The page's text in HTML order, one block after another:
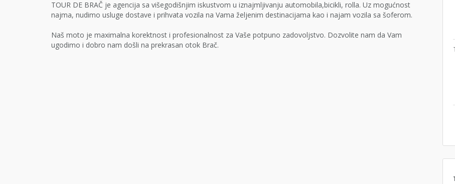
TOUR DE BRAČ je agencija sa višegodišnjim iskustvom u iznajmljivanju automobila,bicikli, rolla. Uz mogućnost
najma, nudimo usluge dostave i prihvata vozila na Vama željenim destinacijama kao i najam vozila sa šoferom.
Naš moto je maximalna korektnost i profesionalnost za Vaše potpuno zadovoljstvo. Dozvolite nam da Vam
ugodimo i dobro nam došli na prekrasan otok Brač.